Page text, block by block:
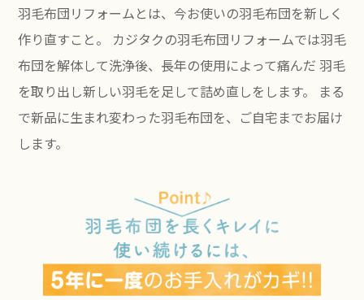
羽毛布団リフォームとは、今お使いの羽毛布団を新しく
作り直すこと。 カジタクの羽毛布団リフォームでは羽毛
布団を解体して洗浄後、長年の使用によって痛んだ 羽毛
を取り出し新しい羽毛を足して詰め直しをします。
まる
で新品に生まれ変わった羽毛布団を、ご自宅までお届け
します。